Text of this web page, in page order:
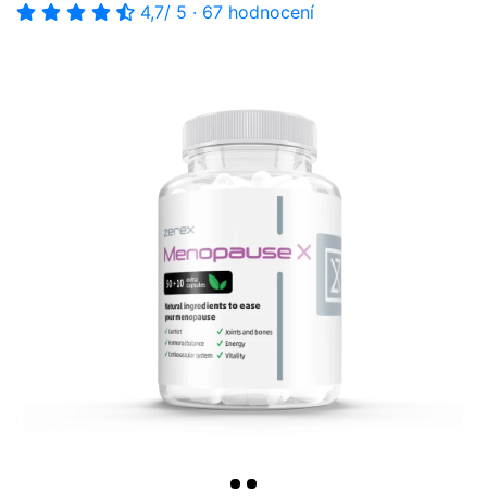
4,7/ 5 · 67 hodnocení